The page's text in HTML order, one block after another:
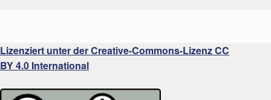
Lizenziert unter der Creative-Commons-Lizenz CC
BY 4.0 International